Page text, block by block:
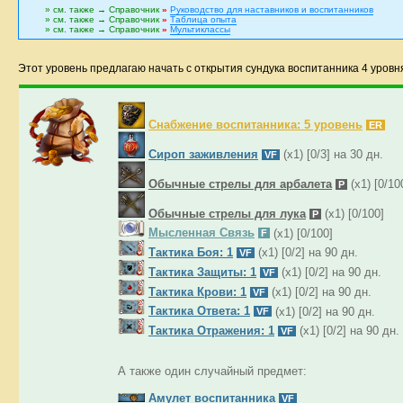
» см. также → Справочник » Руководство для наставников и воспитанников
» см. также → Справочник » Таблица опыта
» см. также → Справочник » Мультиклассы
Этот уровень предлагаю начать с открытия сундука воспитанника 4
Снабжение воспитанника: 5 уровень ER
Сироп заживления VF (x1) [0/3] на 30 дн.
Обычные стрелы для арбалета P (x1) [0/
Обычные стрелы для лука P
(x1) [0/100]
Мысленная Связь
F
(x1) [0/100]
Тактика Боя: 1 VF
(x1) [0/2] на 90 дн.
Тактика Защиты: 1 VF
(x1) [0/2] на 90 дн.
Тактика Крови: 1 VF
(x1) [0/2] на 90 дн.
Тактика Ответа: 1 VF
(x1) [0/2] на 90 дн.
Тактика Отражения: 1 VF (x1) [0/2] на 90 дн.
А также один случайный предмет:
Амулет воспитанника VF